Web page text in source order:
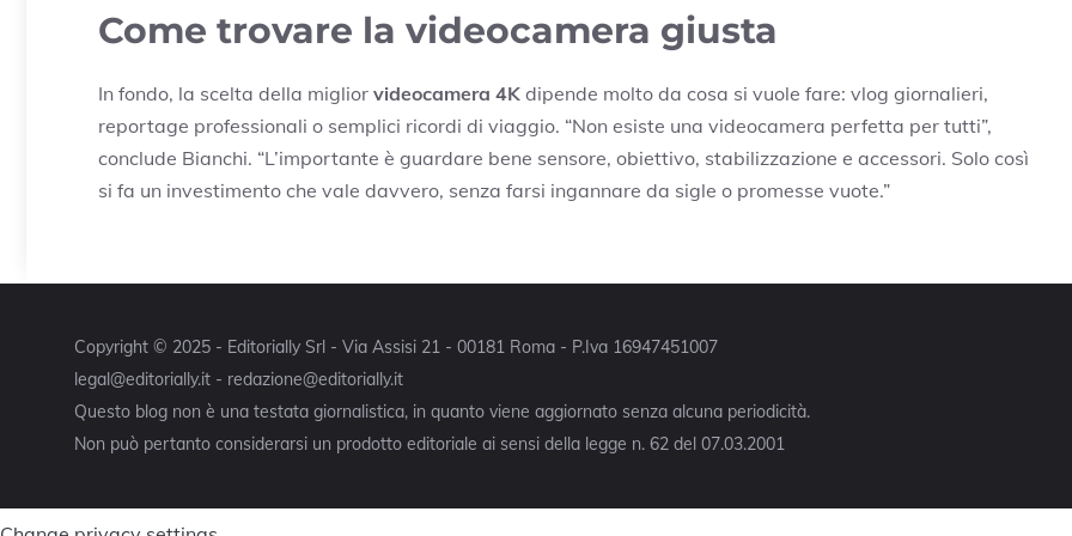
Come trovare la videocamera giusta
In fondo, la scelta della miglior videocamera 4K dipende molto da cosa si vuole fare: vlog giornalieri,
reportage professionali o semplici ricordi di viaggio. “Non esiste una videocamera perfetta per tutti”,
conclude Bianchi. “L’importante è guardare bene sensore, obiettivo, stabilizzazione e accessori. Solo così
si fa un investimento che vale davvero, senza farsi ingannare da sigle o promesse vuote.”
Copyright © 2025 - Editorially Srl - Via Assisi 21 - 00181 Roma - P.Iva 16947451007
legal@editorially.it - redazione@editorially.it
Questo blog non è una testata giornalistica, in quanto viene aggiornato senza alcuna periodicità.
Non può pertanto considerarsi un prodotto editoriale ai sensi della legge n. 62 del 07.03.2001